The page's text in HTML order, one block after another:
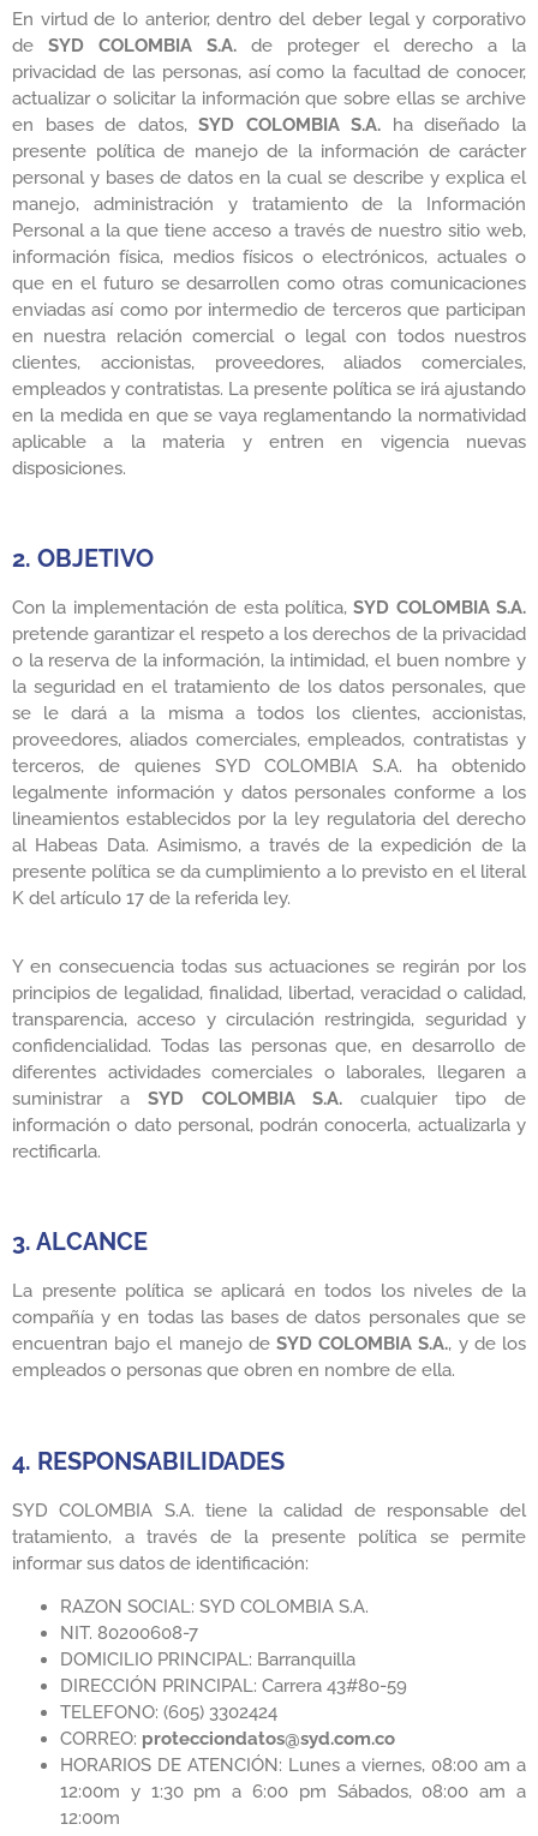
En virtud de lo anterior, dentro del deber legal y corporativo
de SYD COLOMBIA S.A. de proteger el derecho a la
privacidad de las personas, así como la facultad de conocer,
actualizar o solicitar la información que sobre ellas se archive
en bases de datos,SYD COLOMBIA S.A. ha diseñado la
presente política de manejo de la información de carácter
personal y bases de datos en la cual se describe y explica el
manejo, administración y tratamiento de la Información
Personal a la que tiene acceso a través de nuestro sitio web,
información física, medios físicos o electrónicos, actuales o
que en el futuro se desarrollen como otras comunicaciones
enviadas así como por intermedio de terceros que participan
en nuestra relación comercial o legal con todos nuestros
clientes, accionistas, proveedores, aliados comerciales,
empleados y contratistas. La presente política se irá ajustando
en la medida en que se vaya reglamentando la normatividad
aplicable a la materia y entren en vigencia nuevas
disposiciones.
2. OBJETIVO
Con la implementación de esta política,SYD COLOMBIA S.A.
pretende garantizar el respeto a los derechos de la privacidad
o la reserva de la información, la intimidad, el buen nombre y
la seguridad en el tratamiento de los datos personales, que
se le dará a la misma a todos los clientes, accionistas,
proveedores, aliados comerciales, empleados, contratistas y
terceros, de quienes SYD COLOMBIA S.A. ha obtenido
legalmente información y datos personales conforme a los
lineamientos establecidos por la ley regulatoria del derecho
al Habeas Data. Asimismo, a través de la expedición de la
presente política se da cumplimiento a lo previsto en el literal
K del artículo 17 de la referida ley.
Y en consecuencia todas sus actuaciones se regirán por los
principios de legalidad, finalidad, libertad, veracidad o calidad,
transparencia, acceso y circulación restringida, seguridad y
confidencialidad. Todas las personas que, en desarrollo de
diferentes actividades comerciales o laborales, llegaren a
suministrar a SYD COLOMBIA S.A. cualquier tipo de
información o dato personal, podrán conocerla, actualizarla y
rectificarla.
3. ALCANCE
La presente política se aplicará en todos los niveles de la
compañía y en todas las bases de datos personales que se
encuentran bajo el manejo de SYD COLOMBIA S.A., y de los
empleados o personas que obren en nombre de ella.
4. RESPONSABILIDADES
SYD COLOMBIA S.A. tiene la calidad de responsable del
tratamiento, a través de la presente política se permite
informar sus datos de identificación:
RAZON SOCIAL: SYD COLOMBIA S.A.
NIT. 80200608-7
DOMICILIO PRINCIPAL: Barranquilla
DIRECCIÓN PRINCIPAL: Carrera 43#80-59
TELEFONO: (605) 3302424
CORREO: protecciondatos@syd.com.co
HORARIOS DE ATENCIÓN: Lunes a viernes, 08:00 am a
12:00m y 1:30 pm a 6:00 pm Sábados, 08:00 am a
12:00m